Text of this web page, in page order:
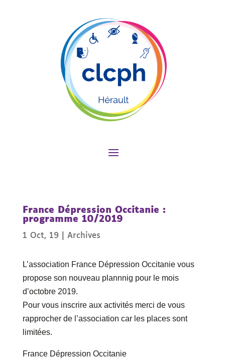
France Dépression Occitanie :
programme 10/2019
1 Oct, 19| Archives
L’association France Dépression Occitanie vous
propose son nouveau plannnig pour le mois
d’octobre 2019.
Pour vous inscrire aux activités merci de vous
rapprocher de l’association car les places sont
limitées.
France Dépression Occitanie